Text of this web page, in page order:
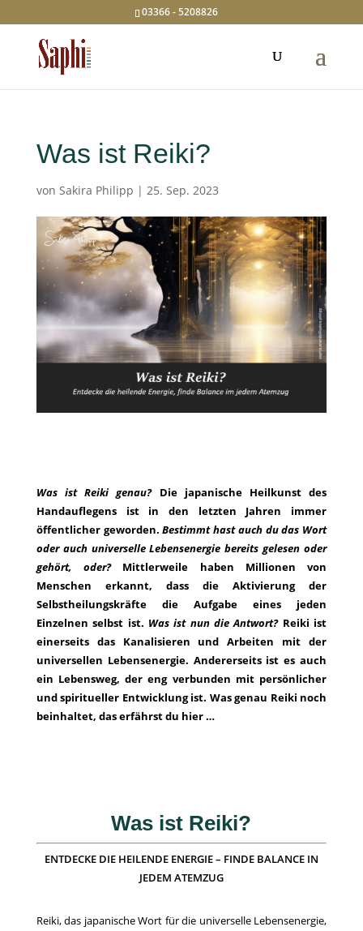
03366 - 5208826
Was ist Reiki?
von Sakira Philipp | 25. Sep. 2023
Was ist Reiki genau?Die japanische Heilkunst des
Handauflegens ist in den letzten Jahren immer
öffentlicher geworden.Bestimmt hast auch du das Wort
oder auch universelle Lebensenergie bereits gelesen oder
gehört, oder?Mittlerweile haben Millionen von
Menschen erkannt, dass die Aktivierung der
Selbstheilungskräfte die Aufgabe eines jeden
Einzelnen selbst ist. Was ist nun die Antwort?Reiki ist
einerseits das Kanalisieren und Arbeiten mit der
universellen Lebensenergie. Andererseits ist es auch
ein Lebensweg, der eng verbunden mit persönlicher
und spiritueller Entwicklung ist. Was genau Reiki noch
beinhaltet, das erfährst du hier …
Was ist Reiki?
ENTDECKE DIE HEILENDE ENERGIE – FINDE BALANCE IN
JEDEM ATEMZUG
Reiki, das japanische Wort für die universelle Lebensenergie,